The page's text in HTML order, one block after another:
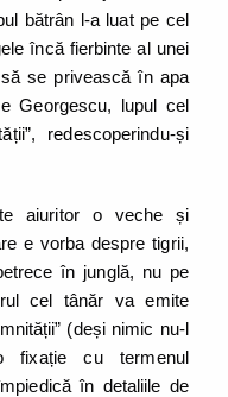
bătrân l-a luat pe cel
încă fierbinte al unei
se privească în apa
Georgescu, lupul cel
redescoperindu-și
aiuritor o veche și
e vorba despre tigrii,
în junglă, nu pe
cel tânăr va emite
(deși nimic nu-l
fixație cu termenul
în detaliile de